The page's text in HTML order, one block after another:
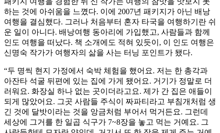
하는 것에 아쉬움을 느꼈다. 이에 2007년 패키지가 아닌 배낭
여행을 결심했다. 그러나 처음부터 혼자 타국을 여행하기란 쉬
운 일이 아니다. 배낭여행 동아리에 가입했고, 사람들과 함께
인도 여행을 떠났다. 책 소개에도 적혀 있듯이, 이 인도 여행은
신명숙 작가가 여행자의 삶을 사는 터닝 포인트가 됐다.
“두 명씩 현지 가정에서 숙박 체험을 했어요. 저는 한 총각과
아잔타 석굴 뒤편에 있는 집에 가게 됐어요. 거기가 정말로 더
러워요. 화장실 하나 없는 곳이더라고요. 제가 간 집은 애들이
되게 많았어요. 그곳 사람들 주식이 짜파티라고 부침개처럼 생
긴 것에 달밧이라는 것을 앙금처럼 부어서 먹거든요. 그런데
세상에 그거를 한 일곱 식구가 7~8장을 놓고 먹는 거예요. 그